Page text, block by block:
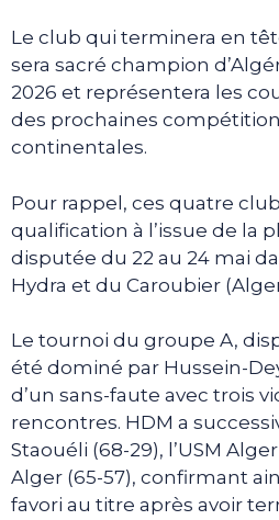
Le club qui terminera en
sera sacré champion
2026 et représentera les
des prochaines
continentales.
Pour rappel, ces quatre
qualification à l’issue de la
disputée du 22 au 24 mai
Hydra et du Caroubier
Le tournoi du groupe A,
été dominé par Hussein-
d’un sans-faute avec trois
rencontres. HDM a
Staouéli (68-29), l’USM
Alger (65-57), confirmant
favori au titre après avoir